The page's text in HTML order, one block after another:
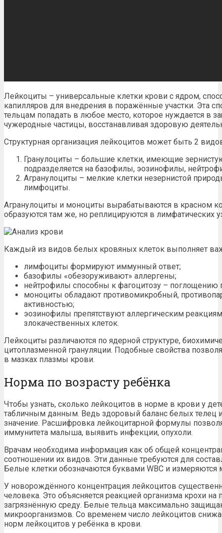
Лейкоциты – универсальные клетки крови с ядром,
капилляров для внедрения в поражённые участки. Эта
тельцам попадать в любое место, которое нуждается в
чужеродные частицы, восстанавливая здоровую
Структурная организация лейкоцитов может быть 2
Гранулоциты – большие клетки, имеющие
подразделяется на базофилы, эозинофилы,
Агранулоциты – мелкие клетки незернистой
лимфоциты.
Агранулоциты и моноциты вырабатываются в красном
образуются там же, но реплицируются в лимфатических
Каждый из видов белых кровяных клеток выполняет
лимфоциты формируют иммунный ответ;
базофилы «обезоруживают» аллергены;
нейтрофилы способны к фагоцитозу – поглощению
моноциты обладают противомикробный,
активностью;
эозинофилы препятствуют аллергическим
злокачественных клеток.
Лейкоциты различаются по ядерной структуре,
цитоплазменной грануляции. Подобные свойства
в мазках плазмы крови.
Норма по возрасту ребёнка
Чтобы узнать, сколько лейкоцитов в норме в крови у
табличным данным. Ведь здоровый баланс белых телец
значение. Расшифровка лейкоцитарной формулы
иммунитета малыша, выявить инфекции, опухоли.
Врачам необходима информация как об общей
соотношении их видов. Эти данные требуются для
Белые клетки обозначаются буквами WBC и
У новорождённого концентрация лейкоцитов
человека. Это объясняется реакцией организма крохи
загрязнённую среду. Белые тельца максимально
микроорганизмов. Со временем число лейкоцитов
норм лейкоцитов у ребёнка в крови.